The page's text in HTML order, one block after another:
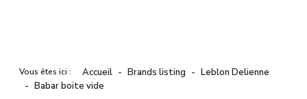
Vous êtes ici : Accueil Brands listing
Leblon Delienne
Babar boite vide